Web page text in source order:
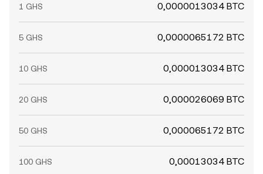
1 GHS 0,0000013034 BTC
5 GHS 0,0000065172 BTC
10 GHS 0,000013034 BTC
20 GHS 0,000026069 BTC
50 GHS 0,000065172 BTC
100 GHS 0,00013034 BTC